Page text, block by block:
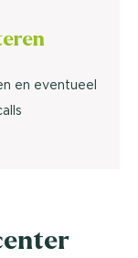
en eventueel